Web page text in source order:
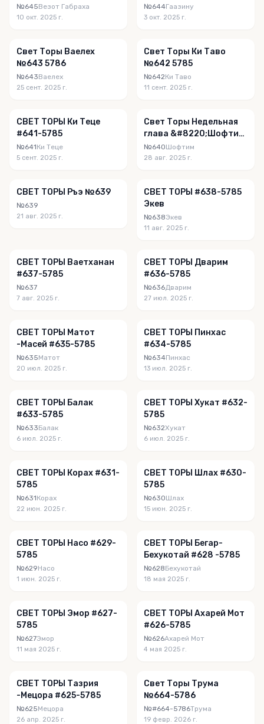
№645Везот Габраха
10 окт. 2025 г.
№644Гаазину
3 окт. 2025 г.
Свет Торы Ваелех
№643 5786
№643Ваелех
25 сент. 2025 г.
Свет Торы Ки Таво
№642 5785
№642Ки Таво
11 сент. 2025 г.
СВЕТ ТОРЫ Ки Теце
#641-5785
№641Ки Теце
5 сент. 2025 г.
Свет Торы Недельная
глава &#8220;Шофтим
&#8221; № 640
(27.08.2025)
№640Шофтим
28 авг. 2025 г.
СВЕТ ТОРЫ Ръэ №639
№639
21 авг. 2025 г.
СВЕТ ТОРЫ #638-5785
Экев
№638Экев
11 авг. 2025 г.
СВЕТ ТОРЫ Ваетханан
#637-5785
№637
7 авг. 2025 г.
СВЕТ ТОРЫ Дварим
#636-5785
№636Дварим
27 июл. 2025 г.
СВЕТ ТОРЫ Матот
-Масей #635-5785
№635Матот
20 июл. 2025 г.
СВЕТ ТОРЫ Пинхас
#634-5785
№634Пинхас
13 июл. 2025 г.
СВЕТ ТОРЫ Балак
#633-5785
№633Балак
6 июл. 2025 г.
СВЕТ ТОРЫ Хукат #632-
5785
№632Хукат
6 июл. 2025 г.
СВЕТ ТОРЫ Корах #631-
5785
№631Корах
22 июн. 2025 г.
СВЕТ ТОРЫ Шлах #630-
5785
№630Шлах
15 июн. 2025 г.
СВЕТ ТОРЫ Насо #629-
5785
№629Насо
1 июн. 2025 г.
СВЕТ ТОРЫ Бегар-
Бехукотай #628 -5785
№628Бехукотай
18 мая 2025 г.
СВЕТ ТОРЫ Эмор #627-
5785
№627Эмор
11 мая 2025 г.
СВЕТ ТОРЫ Ахарей Мот
#626-5785
№626Ахарей Мот
4 мая 2025 г.
СВЕТ ТОРЫ Тазрия
-Мецора #625-5785
№625Мецора
26 апр. 2025 г.
Свет Торы Трума
№664-5786
№#664-5786Трума
19 февр. 2026 г.